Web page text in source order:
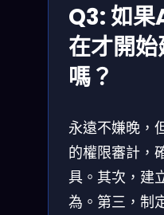
Q3: 如
在才開
嗎？
永遠不嫌晚，
的權限審計，
具。其次，建
為。第三，制